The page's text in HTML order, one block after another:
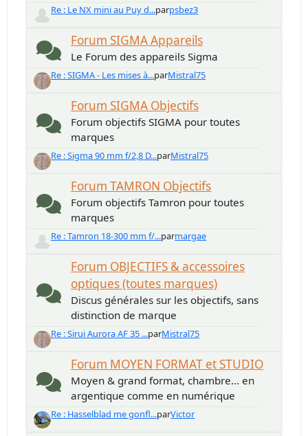
Re : Le NX mini au Puy d...parpsbez3
Forum SIGMA Appareils
Le Forum des appareils Sigma
Re : SIGMA - Les mises à...parMistral75
Forum SIGMA Objectifs
Forum objectifs SIGMA pour toutes
marques
Re : Sigma 90 mm f/2,8 D...parMistral75
Forum TAMRON Objectifs
Forum objectifs Tamron pour toutes
marques
Re : Tamron 18-300 mm f/...parmargae
Forum OBJECTIFS & accessoires
optiques (toutes marques)
Discus générales sur les objectifs, sans
distinction de marque
Re : Sirui Aurora AF 35 ...parMistral75
Forum MOYEN FORMAT et STUDIO
Moyen & grand format, chambre... en
argentique comme en numérique
Re : Hasselblad me gonfl...parVictor